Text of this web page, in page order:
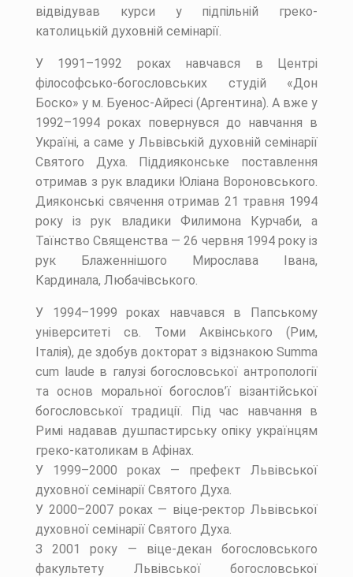
відвідував курси у підпільній греко-
католицькій духовній семінарії.
У 1991–1992 роках навчався в Центрі
філософсько-богословських студій «Дон
Боско» у м. Буенос-Айресі (Аргентина). А вже у
1992–1994 роках повернувся до навчання в
Україні, а саме у Львівській духовній семінарії
Святого Духа. Піддияконське поставлення
отримав з рук владики Юліана Вороновського.
Дияконські свячення отримав 21 травня 1994
року із рук владики Филимона Курчаби, а
Таїнство Священства — 26 червня 1994 року із
рук Блаженнішого Мирослава Івана,
Кардинала, Любачівського.
У 1994–1999 роках навчався в Папському
університеті св. Томи Аквінського (Рим,
Італія), де здобув докторат з відзнакою Summa
cum laude в галузі богословської антропології
та основ моральної богослов’ї візантійської
богословської традиції. Під час навчання в
Римі надавав душпастирську опіку українцям
греко-католикам в Афінах.
У 1999–2000 роках — префект Львівської
духовної семінарії Святого Духа.
У 2000–2007 роках — віце-ректор Львівської
духовної семінарії Святого Духа.
З 2001 року — віце-декан богословського
факультету Львівської богословської